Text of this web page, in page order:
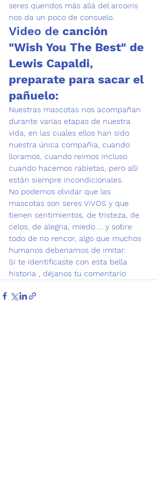
seres queridos más allá del arcoiris
nos da un poco de consuelo.
Video de canción
"Wish You The Best" de
Lewis Capaldi,
preparate para sacar el
pañuelo:
Nuestras mascotas nos acompañan
durante varias etapas de nuestra
vida, en las cuales ellos han sido
nuestra única compañia, cuando
lloramos, cuando reimos incluso
cuando hacemos rabietas , pero allí
están siempre incondicionales
No podemos olvidar que las
mascotas son seres VIVOS y que
tienen sentimientos, de tristeza, de
celos , de alegria, miedo .... y sobre
todo de no rencor, algo que muchos
humanos deberiamos de imitar.
Si te identificaste con esta bella
historia , déjanos tu comentario